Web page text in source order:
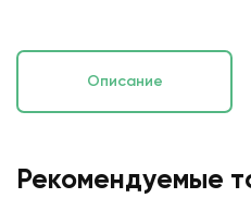
Описание
Рекомендуемые